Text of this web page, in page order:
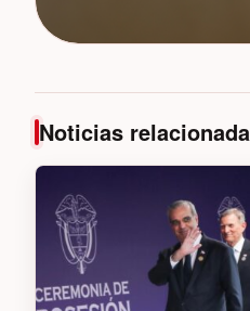
Noticias